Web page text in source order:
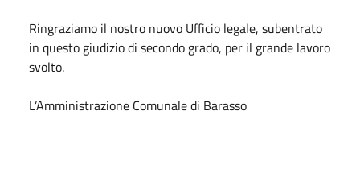
Ringraziamo il nostro nuovo Ufficio legale, subentrato
in questo giudizio di secondo grado, per il grande lavoro
svolto.
L’Amministrazione Comunale di Barasso